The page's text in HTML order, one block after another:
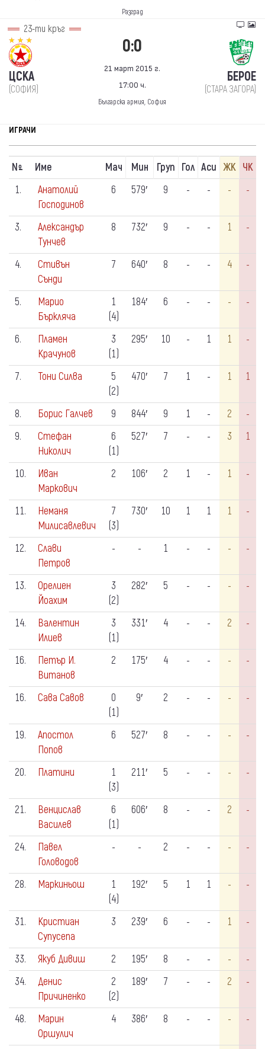
Разград
23-ти кръг
ЦСКА
(СОФИЯ)
0:0
21 март 2015 г.
17:00 ч.
Българска армия, София
БЕРОЕ
(СТАРА ЗАГОРА)
ИГРАЧИ
Nº Име Мач Мин Груп Гол Аси ЖК ЧК
1.
Анатолий
Господинов
6 579′ 9 - - - -
3.
Александър
Тунчев
8 732′ 9 - - 1 -
4.
Стивън
Сънди
7 640′ 8 - - 4 -
5.
Марио
Бъркляча
1
(4)
184′ 6 - - - -
6.
Пламен
Крачунов
3
(1)
295′ 10 - 1 1 -
7. Тони Силва
5
(2)
470′ 7 1 - 1 1
8. Борис Галчев 9 844′ 9 1 - 2
-
9.
Стефан
Николич
6
(1)
527′ 7 - - 3 1
10.
Иван
Маркович
2 106′ 2 1 - 1 -
11.
Неманя
Милисавлевич
7
(3)
730′ 10 1 1 1 -
12.
Слави
Петров
- - 1 - - - -
13.
Орелиен
Йоахим
3
(2)
282′ 5 - - - -
14.
Валентин
Илиев
3
(1)
331′ 4 - - 2 -
16.
Петър И.
Витанов
2 175′ 4 - - - -
16. Сава Савов
0
(1)
9′ 2 - - - -
19.
Апостол
Попов
6 527′ 8 - - - -
20. Платини
1
(3)
211′ 5 - - - -
21.
Венцислав
Василев
6
(1)
606′ 8 - - 2 -
24.
Павел
Головодов
- - 2 - - - -
28. Маркиньош
1
(4)
192′ 5 1 1 - -
31.
Кристиан
Супусепа
3 239′ 6 - - 1 -
33. Якуб Дивиш 2 195′ 8 - - -
-
34.
Денис
Причиненко
2
(2)
189′ 7 - - 2 -
48.
Марин
Оршулич
4 386′ 8 - - - -